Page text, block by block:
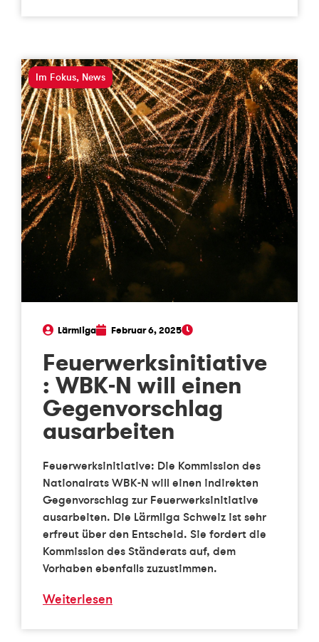
Im Fokus, News
Lärmliga Februar 6, 2025
Feuerwerksinitiative
: WBK-N will einen
Gegenvorschlag
ausarbeiten
Feuerwerksinitiative: Die Kommission des
Nationalrats WBK-N will einen indirekten
Gegenvorschlag zur Feuerwerksinitiative
ausarbeiten. Die Lärmliga Schweiz ist sehr
erfreut über den Entscheid. Sie fordert die
Kommission des Ständerats auf, dem
Vorhaben ebenfalls zuzustimmen.
Weiterlesen